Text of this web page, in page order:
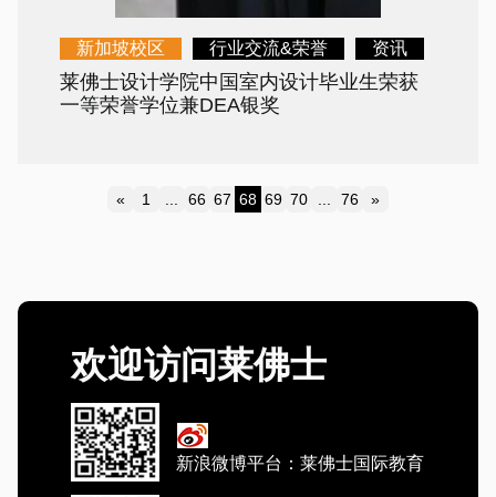
新加坡校区 行业交流&荣誉 资讯
莱佛士设计学院中国室内设计毕业生荣获
一等荣誉学位兼DEA银奖
«
Previous
1 66 67 68 69 70 76 »
Next
欢迎访问莱佛士
新浪微博平台：莱佛士国际教育